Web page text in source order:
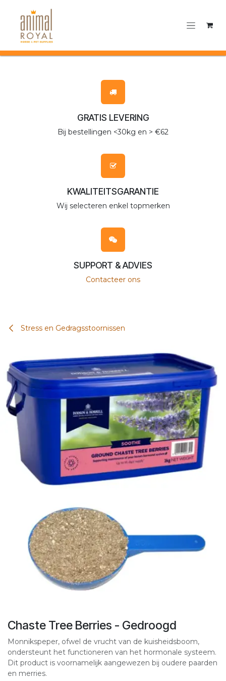
GRATIS LEVERING
Bij bestellingen <30kg en > €62
KWALITEITSGARANTIE
Wij selecteren enkel topmerken
SUPPORT & ADVIES
Contacteer ons
Stress en Gedragsstoornissen
Chaste Tree Berries - Gedroogd
Monnikspeper, ofwel de vrucht van de kuisheidsboom,
ondersteunt het functioneren van het hormonale systeem.
Dit product is voornamelijk aangewezen bij oudere paarden
en merries.